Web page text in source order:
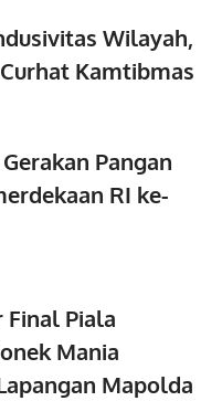
Wilayah,
Kamtibmas
Pangan
RI ke-
Final Piala
Mania
Mapolda